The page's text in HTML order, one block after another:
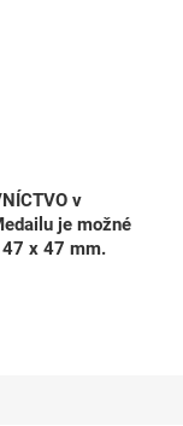
v
je možné
x 47 mm.